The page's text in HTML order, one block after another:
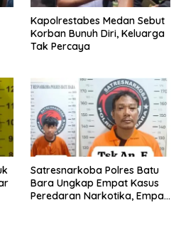
Kapolrestabes Medan Sebut
Korban Bunuh Diri, Keluarga
Tak Percaya
Satresnarkoba Polres Batu
Bara Ungkap Empat Kasus
Peredaran Narkotika, Empat